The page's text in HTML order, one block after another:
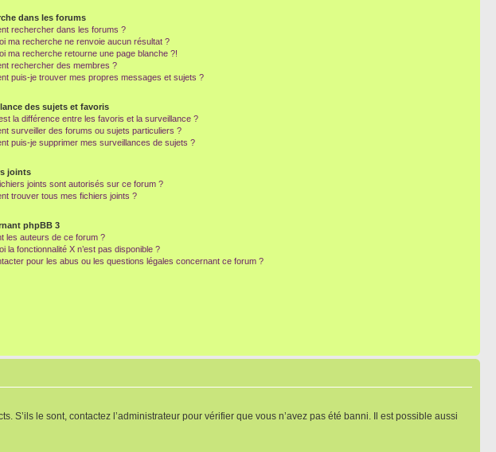
dans les forums
rechercher dans les forums ?
ma recherche ne renvoie aucun résultat ?
ma recherche retourne une page blanche ?!
rechercher des membres ?
puis-je trouver mes propres messages et sujets ?
des sujets et favoris
la différence entre les favoris et la surveillance ?
surveiller des forums ou sujets particuliers ?
puis-je supprimer mes surveillances de sujets ?
joints
joints sont autorisés sur ce forum ?
trouver tous mes fichiers joints ?
phpBB 3
les auteurs de ce forum ?
la fonctionnalité X n’est pas disponible ?
pour les abus ou les questions légales concernant ce forum ?
le sont, contactez l’administrateur pour vérifier que vous n’avez pas été banni. Il est possible aussi